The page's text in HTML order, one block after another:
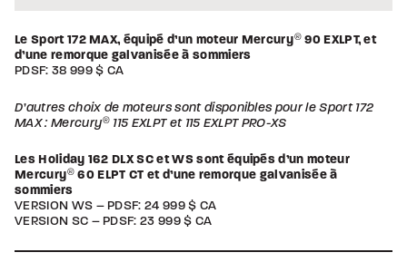
Le Sport 172 MAX, équipé d’un moteur Mercury®90 EXLPT, et
d’une remorque galvanisée à sommiers
PDSF: 38 999 $ CA
D’autres choix de moteurs sont disponibles pour le Sport 172
MAX : Mercury® 115 EXLPT et 115 EXLPT PRO-XS
Les Holiday 162 DLX SC et WS sont équipés d’un moteur
Mercury® 60 ELPT CT et d’une remorque galvanisée à
sommiers
VERSION WS – PDSF: 24 999 $ CA
VERSION SC – PDSF: 23 999 $ CA